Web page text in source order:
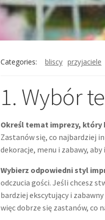
Categories: bliscy przyjaciele
1. Wybór
Określ temat imprezy, który
Zastanów się, co najbardziej
dekoracje, menu i zabawy,
Wybierz odpowiedni styl
odczucia gości. Jeśli chcesz
bardziej ekscytujący i
więc dobrze się zastanów, co